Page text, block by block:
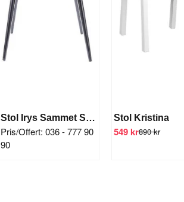
Stol Irys Sammet Svart
Pris/Offert: 036 - 777 90
90
Stol Kristina
890 kr
549 kr